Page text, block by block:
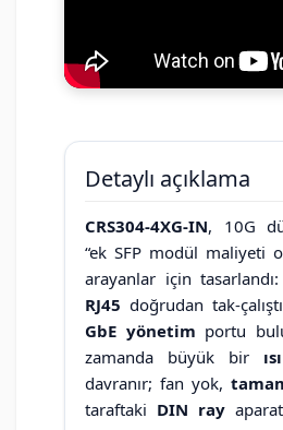
Detaylı açıklama
CRS304-4XG-IN, 10G
“ek SFP modül maliyeti
arayanlar için
RJ45 doğrudan tak-
GbE yönetim portu
zamanda büyük bir
davranır; fan yok,
taraftaki DIN ray